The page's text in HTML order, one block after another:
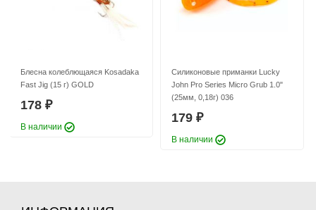
Блесна колеблющаяся Kosadaka
Fast Jig (15 г) GOLD
178 ₽
В наличии
Силиконовые приманки Lucky
John Pro Series Micro Grub 1.0"
(25мм, 0,18г) 036
179 ₽
В наличии